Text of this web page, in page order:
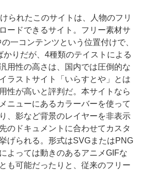
られたこのサイトは、人物のフリ
ードできるサイト。フリー素材サ
一コンテンツという位置付けで、
かりだが、4種類のテイストによる
用性の高さは、国内では圧倒的な
ラストサイト「いらすとや」とは
性が高いと評判だ。本サイトなら
ニューにあるカラーバーを使って
、影など背景のレイヤーを非表示
のドキュメントに合わせてカスタ
げられる。形式はSVGまたはPNG
よっては動きのあるアニメGIFな
も可能だったりと、従来のフリー